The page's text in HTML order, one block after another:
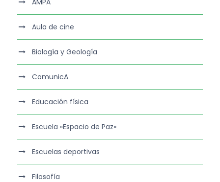
AMPA
Aula de cine
Biología y Geología
ComunicA
Educación física
Escuela «Espacio de Paz»
Escuelas deportivas
Filosofía